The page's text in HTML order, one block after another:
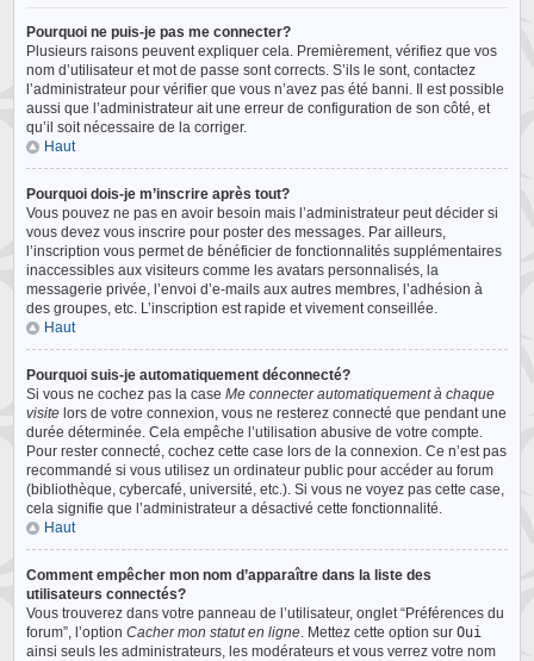
Pourquoi ne puis-je pas me connecter?
Plusieurs raisons peuvent expliquer cela. Premièrement, vérifiez que vos
nom d’utilisateur et mot de passe sont corrects. S’ils le sont, contactez
l’administrateur pour vérifier que vous n’avez pas été banni. Il est possible
aussi que l’administrateur ait une erreur de configuration de son côté, et
qu’il soit nécessaire de la corriger.
Haut
Pourquoi dois-je m’inscrire après tout?
Vous pouvez ne pas en avoir besoin mais l’administrateur peut décider si
vous devez vous inscrire pour poster des messages. Par ailleurs,
l’inscription vous permet de bénéficier de fonctionnalités supplémentaires
inaccessibles aux visiteurs comme les avatars personnalisés, la
messagerie privée, l’envoi d’e-mails aux autres membres, l’adhésion à
des groupes, etc. L’inscription est rapide et vivement conseillée.
Haut
Pourquoi suis-je automatiquement déconnecté?
Si vous ne cochez pas la caseMe connecter automatiquement à chaque
visite lors de votre connexion, vous ne resterez connecté que pendant une
durée déterminée. Cela empêche l’utilisation abusive de votre compte.
Pour rester connecté, cochez cette case lors de la connexion. Ce n’est pas
recommandé si vous utilisez un ordinateur public pour accéder au forum
(bibliothèque, cybercafé, université, etc.). Si vous ne voyez pas cette case,
cela signifie que l’administrateur a désactivé cette fonctionnalité.
Haut
Comment empêcher mon nom d’apparaître dans la liste des
utilisateurs connectés?
Vous trouverez dans votre panneau de l’utilisateur, onglet “Préférences du
forum”, l’optionCacher mon statut en ligne. Mettez cette option surOui
ainsi seuls les administrateurs, les modérateurs et vous verrez votre nom